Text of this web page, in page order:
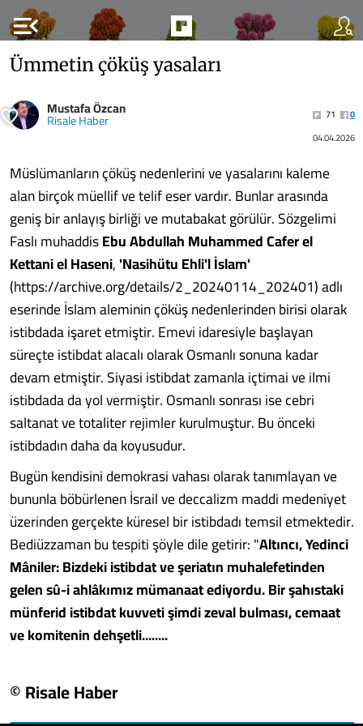
menu_open
Ümmetin çöküş yasaları
Mustafa Özcan
Risale Haber 71
0
04.04.2026
Müslümanların çöküş nedenlerini ve yasalarını kaleme
alan birçok müellif ve telif eser vardır. Bunlar arasında
geniş bir anlayış birliği ve mutabakat görülür. Sözgelimi
Faslı muhaddisEbu Abdullah Muhammed Cafer el
Kettani el Haseni,'Nasihütu Ehli'l İslam'
(https://archive.org/details/2_20240114_202401) adlı
eserinde İslam aleminin çöküş nedenlerinden birisi olarak
istibdada işaret etmiştir. Emevi idaresiyle başlayan
süreçte istibdat alacalı olarak Osmanlı sonuna kadar
devam etmiştir. Siyasi istibdat zamanla içtimai ve ilmi
istibdada da yol vermiştir. Osmanlı sonrası ise cebri
saltanat ve totaliter rejimler kurulmuştur. Bu önceki
istibdadın daha da koyusudur.
Bugün kendisini demokrasi vahası olarak tanımlayan ve
bununla böbürlenen İsrail ve deccalizm maddi medeniyet
üzerinden gerçekte küresel bir istibdadı temsil etmektedir.
Bediüzzaman bu tespiti şöyle dile getirir: "Altıncı, Yedinci
Mâniler: Bizdeki istibdat ve şeriatın muhalefetinden
gelen sû-i ahlâkımız mümanaat ediyordu. Bir şahıstaki
münferid istibdat kuvveti şimdi zeval bulması, cemaat
ve komitenin dehşetli........
© Risale Haber